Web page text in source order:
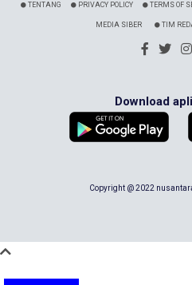
TENTANG PRIVACY POLICY TERMS OF
MEDIA SIBER TIM
Download
Copyright @ 2022